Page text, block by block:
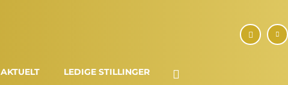
AKTUELT LEDIGE STILLINGER